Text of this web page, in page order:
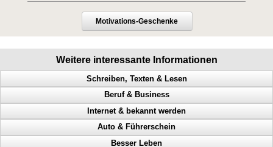
Motivations-Geschenke
Weitere interessante Informationen
Schreiben, Texten & Lesen
Doppel Content, Spinning, Neukundengewinnung, Bekanntheit
Heimverdienst, Heimarbeit, passives Einkommen, Tonstudio
Verleger werden, Stundenlohn, Verlag finden, Buch verlegen
Werbeanregung, Mailing, teure Werbung, nutzlose Werbung
Beruf & Business
Bekanntheitsgrad, Online PR, Neukundengewinnung, Doppel Content
Geld scheffeln, Geld verdienen von zuhause aus, Werbung machen
Internet & bekannt werden
Abmahnungen, Wettbewerbsverein, Neukundengewinnung,
Auto & Führerschein
Besser Leben